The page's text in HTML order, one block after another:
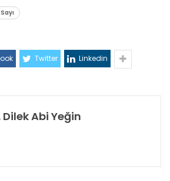
Twitter Linkedin
Dilek Abi Yeğin